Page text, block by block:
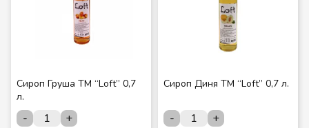
Сироп Груша ТМ “Loft” 0,7
л.
-
+
Сироп Диня ТМ “Loft” 0,7 л.
-
+